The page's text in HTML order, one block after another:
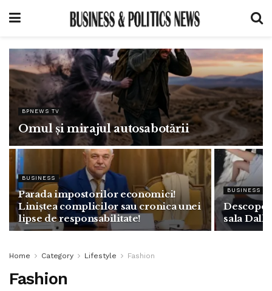
BPNEWS TV
Omul și mirajul autosabotării
BUSINESS
Parada impostorilor economici!
Liniștea complicilor sau cronica unei
lipse de responsabilitate!
BUSINESS
sala
Home Category Lifestyle Fashion
Fashion